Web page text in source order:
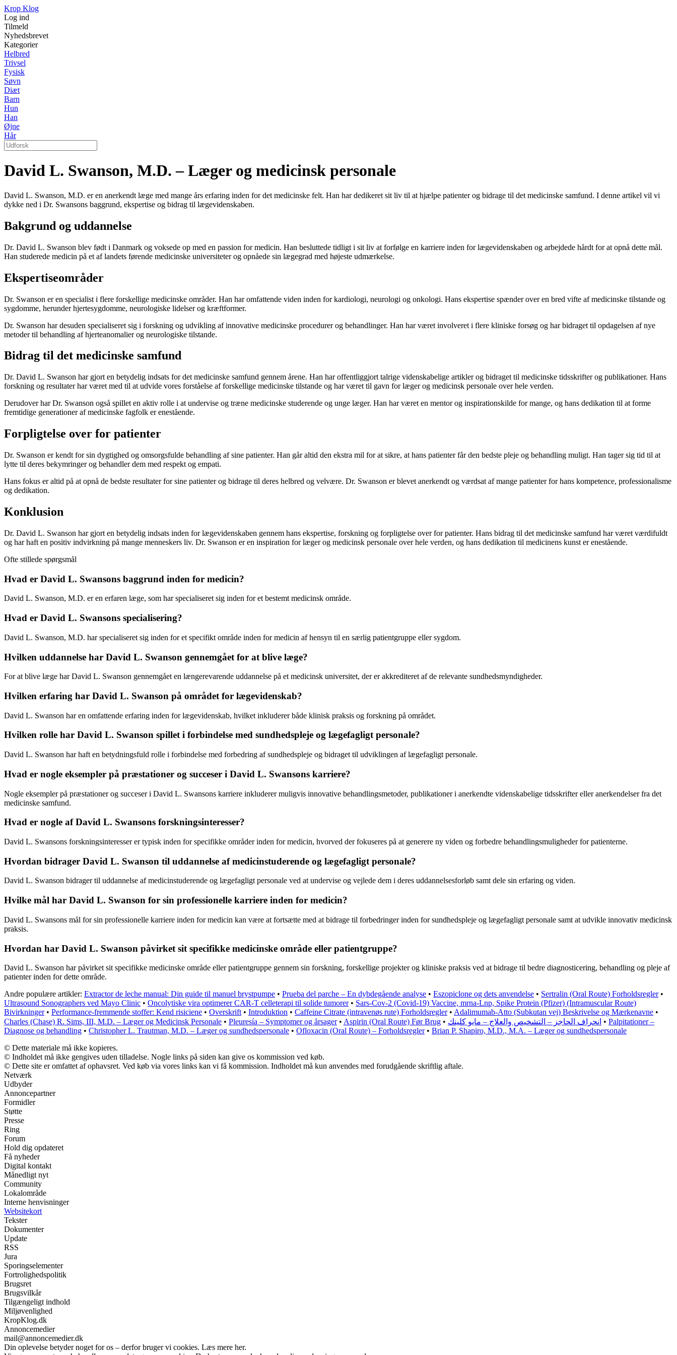
Krop Klog
Log ind
Tilmeld
Nyhedsbrevet
Kategorier
Helbred
Trivsel
Fysisk
Søvn
Diæt
Barn
Hun
Han
Øjne
Hår
David L. Swanson, M.D. – Læger og medicinsk personale
David L. Swanson, M.D. er en anerkendt læge med mange års erfaring inden for det medicinske felt. Han har dedikeret sit liv til at hjælpe patienter og bidrage til det medicinske samfund. I denne artikel vil vi
dykke ned i Dr. Swansons baggrund, ekspertise og bidrag til lægevidenskaben.
Bakgrund og uddannelse
Dr. David L. Swanson blev født i Danmark og voksede op med en passion for medicin. Han besluttede tidligt i sit liv at forfølge en karriere inden for lægevidenskaben og arbejdede hårdt for at opnå dette mål.
Han studerede medicin på et af landets førende medicinske universiteter og opnåede sin lægegrad med højeste udmærkelse.
Ekspertiseområder
Dr. Swanson er en specialist i flere forskellige medicinske områder. Han har omfattende viden inden for kardiologi, neurologi og onkologi. Hans ekspertise spænder over en bred vifte af medicinske tilstande og
sygdomme, herunder hjertesygdomme, neurologiske lidelser og kræftformer.
Dr. Swanson har desuden specialiseret sig i forskning og udvikling af innovative medicinske procedurer og behandlinger. Han har været involveret i flere kliniske forsøg og har bidraget til opdagelsen af nye
metoder til behandling af hjerteanomalier og neurologiske tilstande.
Bidrag til det medicinske samfund
Dr. David L. Swanson har gjort en betydelig indsats for det medicinske samfund gennem årene. Han har offentliggjort talrige videnskabelige artikler og bidraget til medicinske tidsskrifter og publikationer. Hans
forskning og resultater har været med til at udvide vores forståelse af forskellige medicinske tilstande og har været til gavn for læger og medicinsk personale over hele verden.
Derudover har Dr. Swanson også spillet en aktiv rolle i at undervise og træne medicinske studerende og unge læger. Han har været en mentor og inspirationskilde for mange, og hans dedikation til at forme
fremtidige generationer af medicinske fagfolk er enestående.
Forpligtelse over for patienter
Dr. Swanson er kendt for sin dygtighed og omsorgsfulde behandling af sine patienter. Han går altid den ekstra mil for at sikre, at hans patienter får den bedste pleje og behandling muligt. Han tager sig tid til at
lytte til deres bekymringer og behandler dem med respekt og empati.
Hans fokus er altid på at opnå de bedste resultater for sine patienter og bidrage til deres helbred og velvære. Dr. Swanson er blevet anerkendt og værdsat af mange patienter for hans kompetence, professionalisme
og dedikation.
Konklusion
Dr. David L. Swanson har gjort en betydelig indsats inden for lægevidenskaben gennem hans ekspertise, forskning og forpligtelse over for patienter. Hans bidrag til det medicinske samfund har været værdifuldt
og har haft en positiv indvirkning på mange menneskers liv. Dr. Swanson er en inspiration for læger og medicinsk personale over hele verden, og hans dedikation til medicinens kunst er enestående.
Ofte stillede spørgsmål
Hvad er David L. Swansons baggrund inden for medicin?
David L. Swanson, M.D. er en erfaren læge, som har specialiseret sig inden for et bestemt medicinsk område.
Hvad er David L. Swansons specialisering?
David L. Swanson, M.D. har specialiseret sig inden for et specifikt område inden for medicin af hensyn til en særlig patientgruppe eller sygdom.
Hvilken uddannelse har David L. Swanson gennemgået for at blive læge?
For at blive læge har David L. Swanson gennemgået en længerevarende uddannelse på et medicinsk universitet, der er akkrediteret af de relevante sundhedsmyndigheder.
Hvilken erfaring har David L. Swanson på området for lægevidenskab?
David L. Swanson har en omfattende erfaring inden for lægevidenskab, hvilket inkluderer både klinisk praksis og forskning på området.
Hvilken rolle har David L. Swanson spillet i forbindelse med sundhedspleje og lægefagligt personale?
David L. Swanson har haft en betydningsfuld rolle i forbindelse med forbedring af sundhedspleje og bidraget til udviklingen af lægefagligt personale.
Hvad er nogle eksempler på præstationer og succeser i David L. Swansons karriere?
Nogle eksempler på præstationer og succeser i David L. Swansons karriere inkluderer muligvis innovative behandlingsmetoder, publikationer i anerkendte videnskabelige tidsskrifter eller anerkendelser fra det
medicinske samfund.
Hvad er nogle af David L. Swansons forskningsinteresser?
David L. Swansons forskningsinteresser er typisk inden for specifikke områder inden for medicin, hvorved der fokuseres på at generere ny viden og forbedre behandlingsmuligheder for patienterne.
Hvordan bidrager David L. Swanson til uddannelse af medicinstuderende og lægefagligt personale?
David L. Swanson bidrager til uddannelse af medicinstuderende og lægefagligt personale ved at undervise og vejlede dem i deres uddannelsesforløb samt dele sin erfaring og viden.
Hvilke mål har David L. Swanson for sin professionelle karriere inden for medicin?
David L. Swansons mål for sin professionelle karriere inden for medicin kan være at fortsætte med at bidrage til forbedringer inden for sundhedspleje og lægefagligt personale samt at udvikle innovativ medicinsk
praksis.
Hvordan har David L. Swanson påvirket sit specifikke medicinske område eller patientgruppe?
David L. Swanson har påvirket sit specifikke medicinske område eller patientgruppe gennem sin forskning, forskellige projekter og kliniske praksis ved at bidrage til bedre diagnosticering, behandling og pleje af
patienter inden for dette område.
Andre populære artikler: Extractor de leche manual: Din guide til manuel brystpumpe • Prueba del parche – En dybdegående analyse • Eszopiclone og dets anvendelse • Sertralin (Oral Route) Forholdsregler•
Ultrasound Sonographers ved Mayo Clinic • Oncolytiske vira optimerer CAR-T celleterapi til solide tumorer• Sars-Cov-2 (Covid-19) Vaccine, mrna-Lnp, Spike Protein (Pfizer) (Intramuscular Route)
Bivirkninger• Performance-fremmende stoffer: Kend risiciene • Overskrift • Introduktion • Caffeine Citrate (intravenøs rute) Forholdsregler• Adalimumab-Atto (Subkutan vej) Beskrivelse og Mærkenavne •
Charles (Chase) R. Sims, III, M.D. – Læger og Medicinsk Personale • Pleuresía – Symptomer og årsager• Aspirin (Oral Route) Før Brug • انحراف الحاجز – التشخيص والعلاج – مايو كلينك • Palpitationer –
Diagnose og behandling • Christopher L. Trautman, M.D. – Læger og sundhedspersonale • Ofloxacin (Oral Route) – Forholdsregler• Brian P. Shapiro, M.D., M.A. – Læger og sundhedspersonale
© Dette materiale må ikke kopieres.
© Indholdet må ikke gengives uden tilladelse. Nogle links på siden kan give os kommission ved køb.
© Dette site er omfattet af ophavsret. Ved køb via vores links kan vi få kommission. Indholdet må kun anvendes med forudgående skriftlig aftale.
Netværk
Udbyder
Annoncepartner
Formidler
Støtte
Presse
Ring
Forum
Hold dig opdateret
Få nyheder
Digital kontakt
Månedligt nyt
Community
Lokalområde
Interne henvisninger
Websitekort
Tekster
Dokumenter
Update
RSS
Jura
Sporingselementer
Fortrolighedspolitik
Brugsret
Brugsvilkår
Tilgængeligt indhold
Miljøvenlighed
KropKlog.dk
Annoncemedier
mail@annoncemedier.dk
Din oplevelse betyder noget for os – derfor bruger vi cookies. Læs mere her.